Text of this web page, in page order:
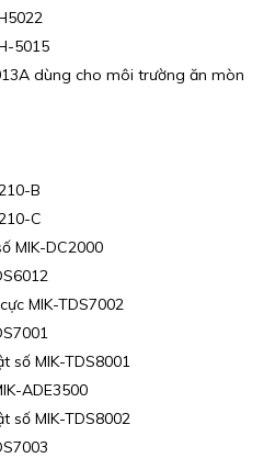
5015
dùng cho môi trường ăn mòn
B
C
MIK-DC2000
MIK-TDS7002
số MIK-TDS8001
ADE3500
số MIK-TDS8002